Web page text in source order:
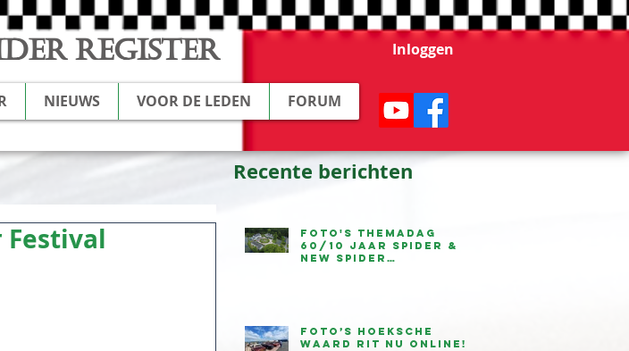
REGISTER
NIEUWS VOOR DE LEDEN FORUM
Inloggen
Recente berichten
Foto's Themadag
60/10 jaar Spider &
New Spider
Foto’s Hoeksche
Waard Rit nu online!